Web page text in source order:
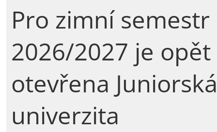
Pro zimní semestr
2026/2027 je opět
otevřena Juniorská
univerzita